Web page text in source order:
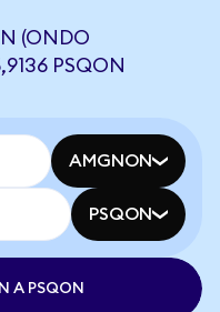
(ONDO
PSQON
AMGNON
PSQON
A PSQON